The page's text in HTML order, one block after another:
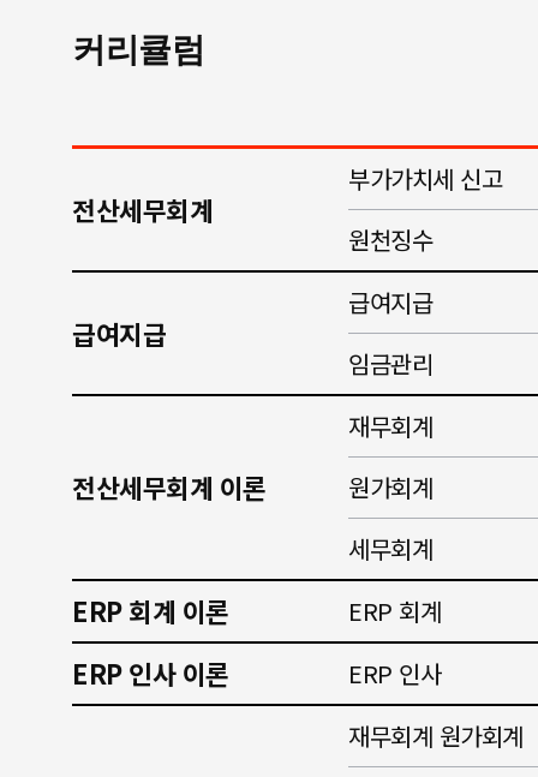
커리큘럼
전산세무회계
부가가치세 신고
원천징수
급여지급
급여지급
임금관리
전산세무회계 이론
재무회계
원가회계
세무회계
ERP 회계 이론 ERP 회계
ERP 인사 이론 ERP 인사
재무회계 원가회계